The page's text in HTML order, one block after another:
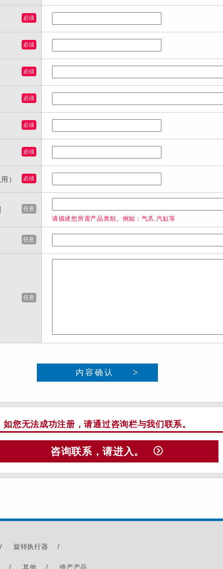
必须
必须
必须
必须
必须
必须
） 必须
任意
请描述您所需产品类别。例如：气爪.汽缸等
任意
任意
内容确认
如您无法成功注册，请通过咨询栏与我们联系。
咨询联系，请进入。
/ 旋转执行器 /
/ 其他 / 停产产品